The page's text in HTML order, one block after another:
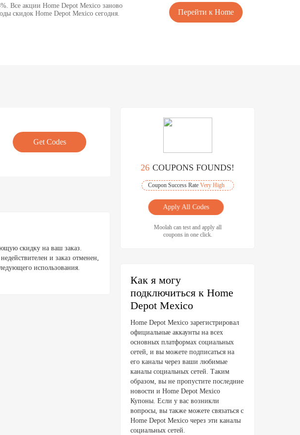
Все акции Home Depot Mexico заново
скидок Home Depot Mexico сегодня.
Перейти к Home
Get Codes
скидку на ваш заказ.
и заказ отменен,
использования.
26 COUPONS FOUNDS!
Coupon Success Rate Very High
Apply All Codes
Moolah can test and apply all
coupons in one click.
Как я могу
подключиться к Home
Depot Mexico
Home Depot Mexico зарегистрировал
официальные аккаунты на всех
основных платформах социальных
сетей, и вы можете подписаться на
его каналы через ваши любимые
каналы социальных сетей. Таким
образом, вы не пропустите последние
новости и Home Depot Mexico
Купоны. Если у вас возникли
вопросы, вы также можете связаться с
Home Depot Mexico через эти каналы
социальных сетей.